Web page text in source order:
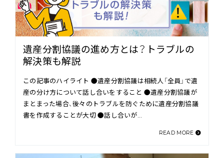
遺産分割協議の進め方とは？トラブルの
解決策も解説
この記事のハイライト ●遺産分割協議は相続人「全員」で遺
産の分け方について話し合いをすること ●遺産分割協議が
まとまった場合、後々のトラブルを防ぐために遺産分割協議
書を作成することが大切 ●話し合いが…
READ MORE